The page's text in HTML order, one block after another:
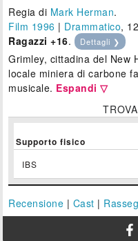
Regia di Mark Herman.
Film 1996 | Drammatico,
Ragazzi +16. Dettagli ❯
Grimley, cittadina del New
locale miniera di carbone
musicale. Espandi ▽
TROVA
Supporto fisico
IBS
Recensione | Cast |